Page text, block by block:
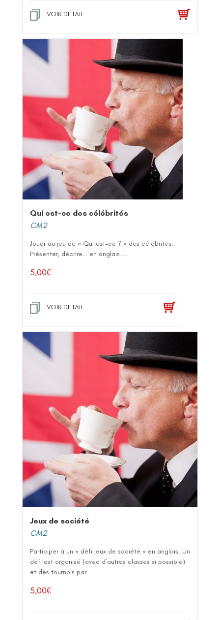
VOIR DETAIL
Qui est-ce des célébrités
CM2
Jouer au jeu de « Qui est-ce ? » des célébrités.
Présenter, décrire… en anglais....
5,00€
VOIR DETAIL
Jeux de société
CM2
Participer à un « défi jeux de société » en anglais. Un
défi est organisé (avec d’autres classes si possible)
et des tournois par...
5,00€